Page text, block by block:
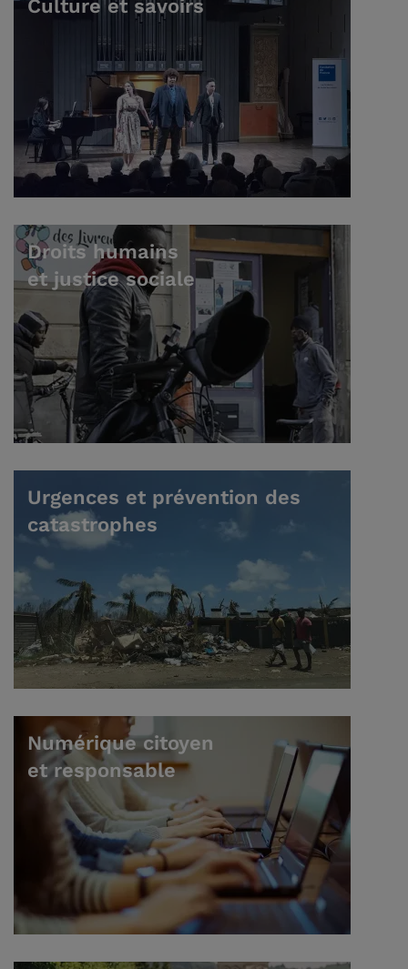
Culture et savoirs
Droits humains
et justice sociale
Urgences et prévention des
catastrophes
Numérique citoyen
et responsable